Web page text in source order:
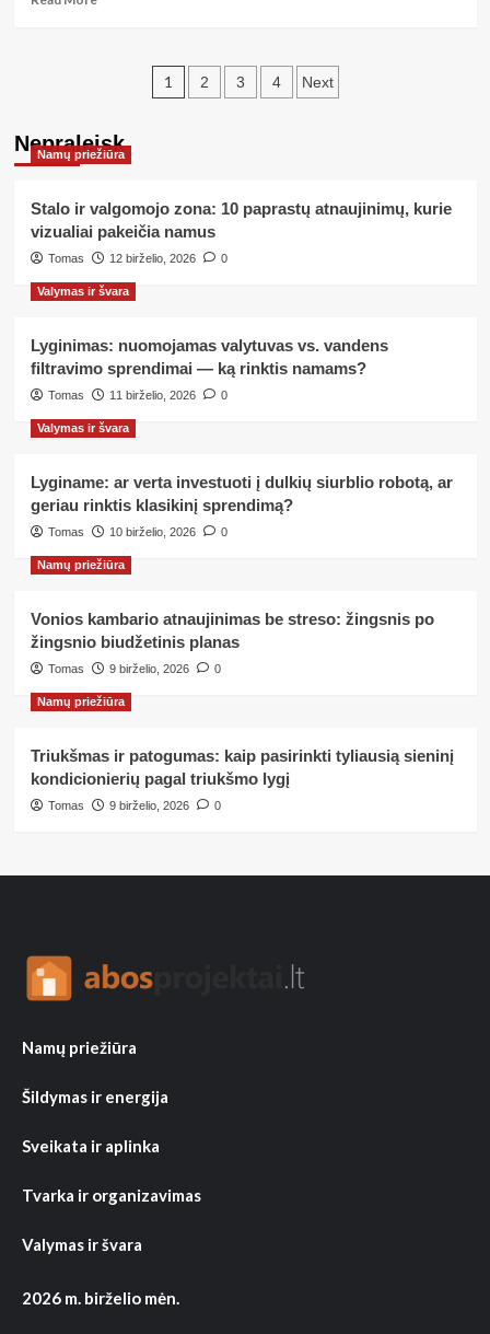
triukų
buičiai
dažniausių
klaidų
prevencija)
Įrašų
1 2 3 4 Next
Nepraleisk
Namų priežiūra
Stalo ir valgomojo zona: 10 paprastų atnaujinimų, kurie
vizualiai pakeičia namus
Tomas 12 birželio, 2026 0
Valymas ir švara
Lyginimas: nuomojamas valytuvas vs. vandens
filtravimo sprendimai — ką rinktis namams?
Tomas 11 birželio, 2026 0
Valymas ir švara
Lyginame: ar verta investuoti į dulkių siurblio robotą, ar
geriau rinktis klasikinį sprendimą?
Tomas 10 birželio, 2026 0
Namų priežiūra
Vonios kambario atnaujinimas be streso: žingsnis po
žingsnio biudžetinis planas
Tomas 9 birželio, 2026 0
Namų priežiūra
Triukšmas ir patogumas: kaip pasirinkti tyliausią sieninį
kondicionierių pagal triukšmo lygį
Tomas 9 birželio, 2026 0
Namų priežiūra
Šildymas ir energija
Sveikata ir aplinka
Tvarka ir organizavimas
Valymas ir švara
2026 m. birželio mėn.